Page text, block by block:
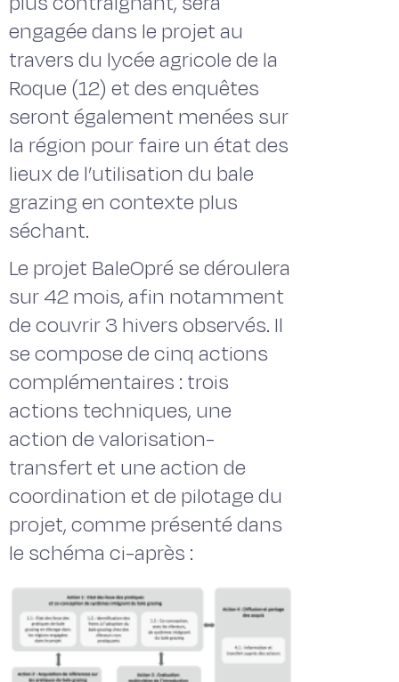
engagée dans le projet au
travers du lycée agricole de la
Roque (12) et des enquêtes
seront également menées sur
la région pour faire un état des
lieux de l’utilisation du bale
grazing en contexte plus
séchant.
Le projet BaleOpré se déroulera
sur 42 mois, afin notamment
de couvrir 3 hivers observés. Il
se compose de cinq actions
complémentaires : trois
actions techniques, une
action de valorisation-
transfert et une action de
coordination et de pilotage du
projet, comme présenté dans
le schéma ci-après :